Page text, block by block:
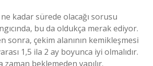
kadar sürede olacağı sorusu
bu da oldukça merak ediyor.
sonra, çekim alanının kemikleşmesi
1,5 ila 2 ay boyunca iyi olmalıdır.
zaman beklemeden yapılır.